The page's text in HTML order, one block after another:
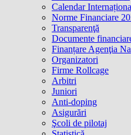
Calendar
Norme Financiare
Transparenţă
Documente
Finanțare Agenţia
Organizatori
Firme Rollcage
Arbitri
Juniori
Anti-doping
Asigurări
Şcoli de pilotaj